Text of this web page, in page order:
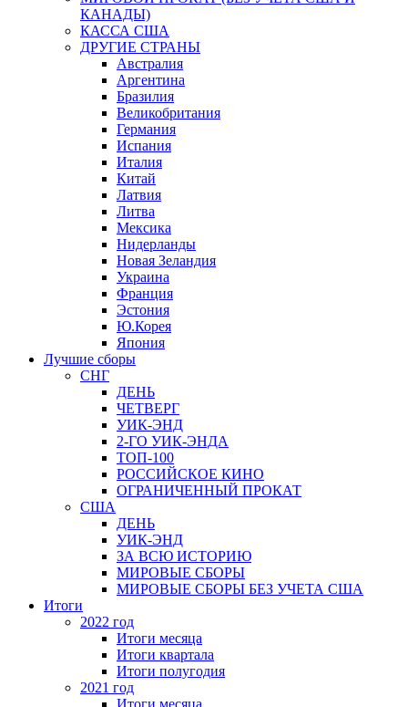
КАНАДЫ)
КАССА США
ДРУГИЕ СТРАНЫ
Австралия
Аргентина
Бразилия
Великобритания
Германия
Испания
Италия
Китай
Латвия
Литва
Мексика
Нидерланды
Новая Зеландия
Украина
Франция
Эстония
Ю.Корея
Япония
Лучшие сборы
СНГ
ДЕНЬ
ЧЕТВЕРГ
УИК-ЭНД
2-ГО УИК-ЭНДА
ТОП-100
РОССИЙСКОЕ КИНО
ОГРАНИЧЕННЫЙ ПРОКАТ
США
ДЕНЬ
УИК-ЭНД
ЗА ВСЮ ИСТОРИЮ
МИРОВЫЕ СБОРЫ
МИРОВЫЕ СБОРЫ БЕЗ УЧЕТА США
Итоги
2022 год
Итоги месяца
Итоги квартала
Итоги полугодия
2021 год
Итоги месяца